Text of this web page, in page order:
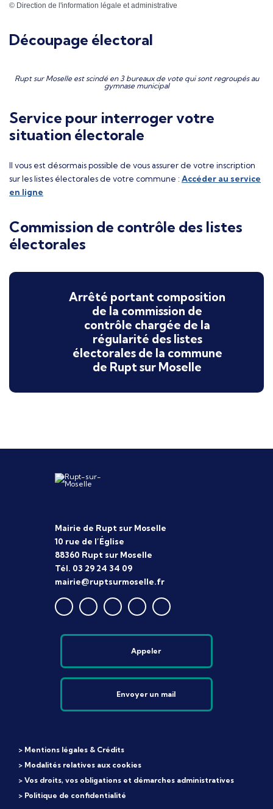
© Direction de l'information légale et administrative
Découpage électoral
Rupt sur Moselle est scindé en 3 bureaux de vote qui sont regroupés au
gymnase municipal
Service pour interroger votre
situation électorale
Il vous est désormais possible de vous assurer de votre inscription
sur les listes électorales de votre commune : Accéder au service
en ligne
Commission de contrôle des listes
électorales
Arrêté portant composition
de la commission de
contrôle chargée de la
régularité des listes
électorales de la commune
de Rupt sur Moselle
Mairie de Rupt sur Moselle
10 rue de l’Église
88360 Rupt sur Moselle
Tél. 03 29 24 34 09
mairie@ruptsurmoselle.fr
Appeler
Envoyer un mail
> Mentions légales & Crédits
> Modalités relatives aux cookies
> Vos droits, vos obligations et démarches administratives
> Politique de confidentialité